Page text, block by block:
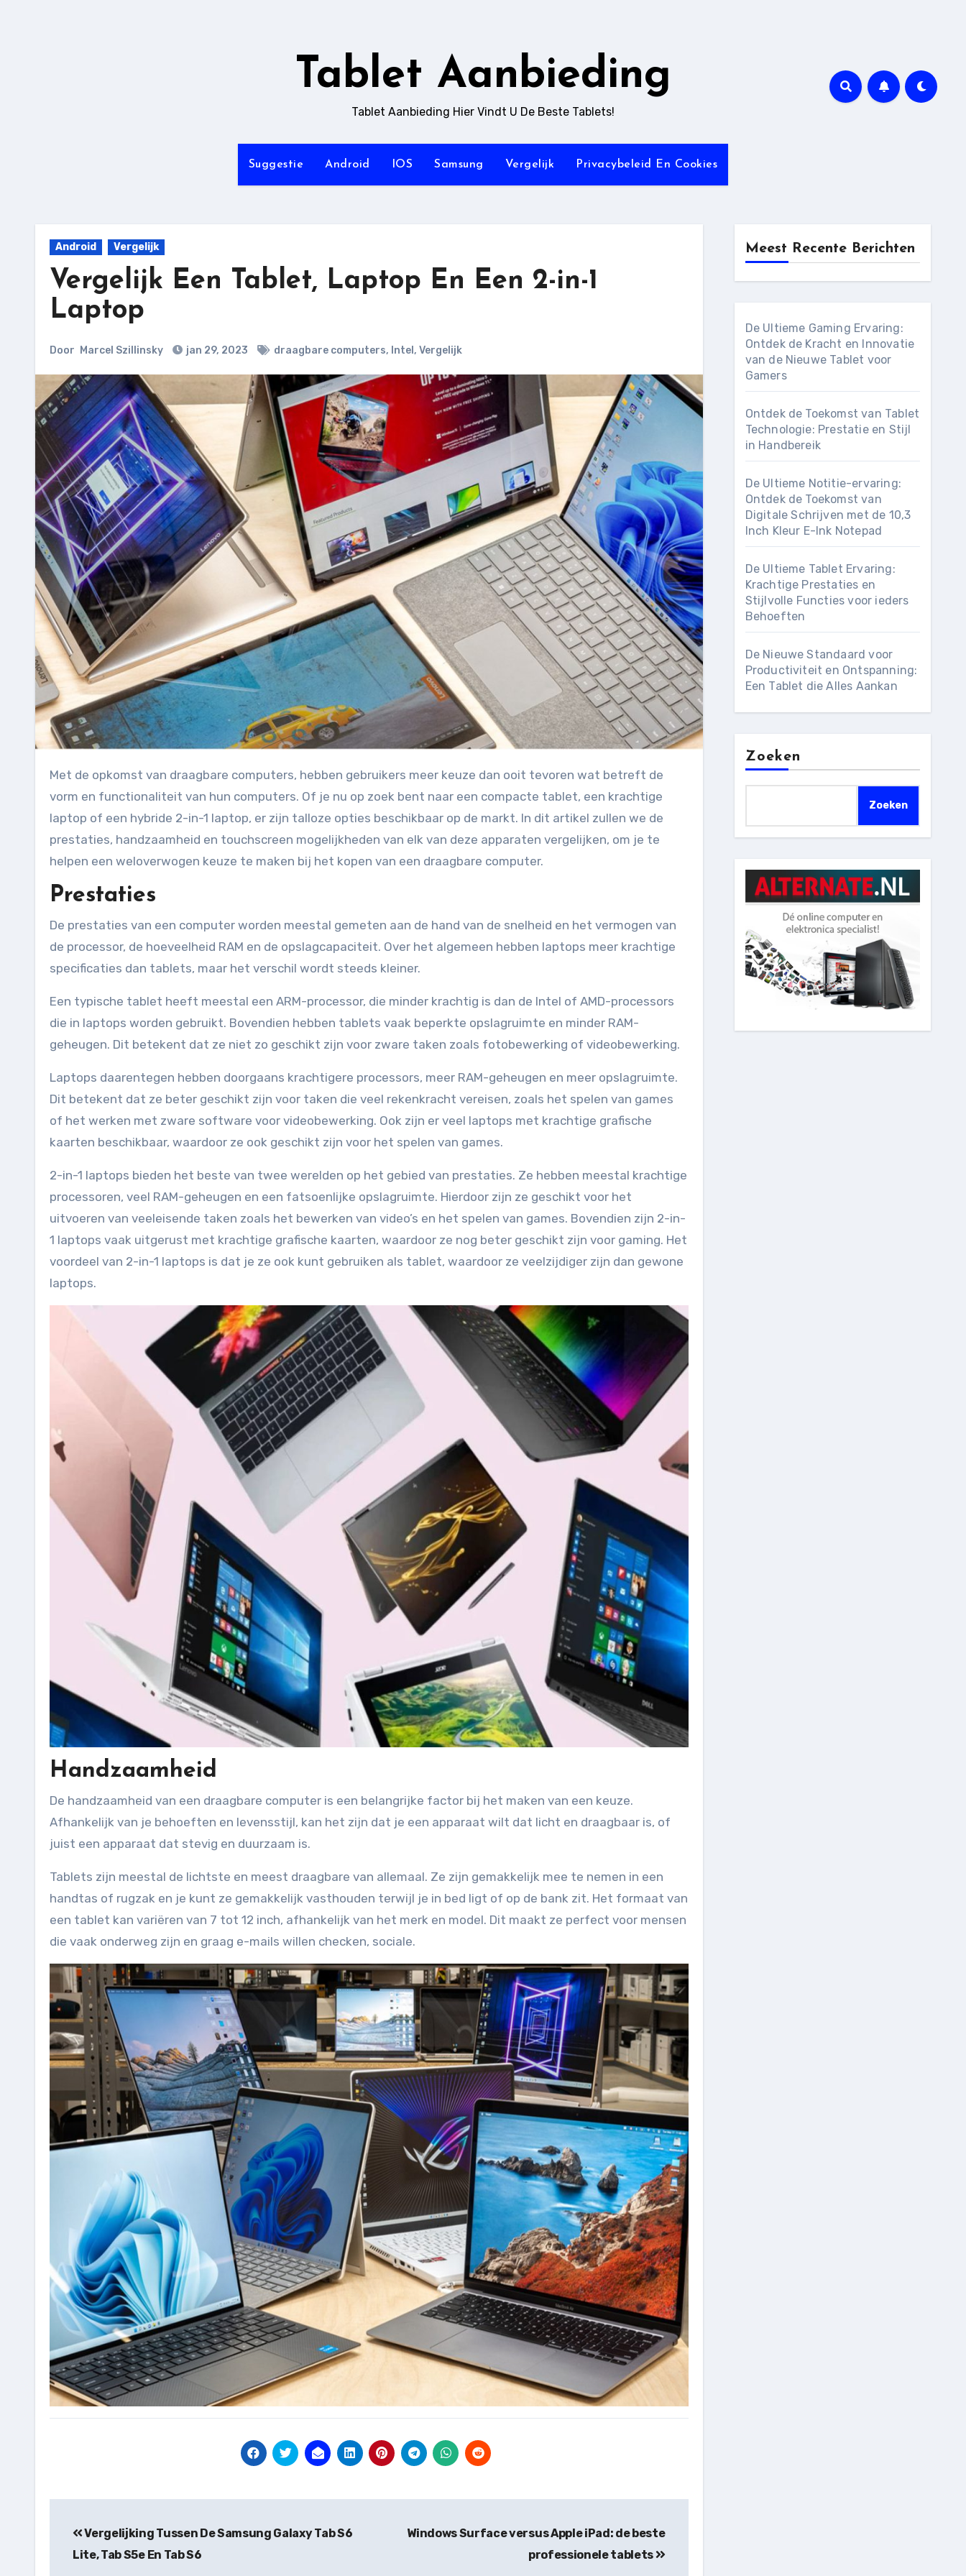
Tablet Aanbieding
Tablet Aanbieding Hier Vindt U De Beste Tablets!
Suggestie Android IOS Samsung Vergelijk Privacybeleid En Cookies
Android Vergelijk
Vergelijk Een Tablet, Laptop En Een 2-in-1
Laptop
Door Marcel Szillinsky jan 29, 2023 draagbare computers, Intel , Vergelijk
Met de opkomst van draagbare computers, hebben gebruikers meer keuze dan ooit tevoren wat betreft de
vorm en functionaliteit van hun computers. Of je nu op zoek bent naar een compacte tablet, een krachtige
laptop of een hybride 2-in-1 laptop, er zijn talloze opties beschikbaar op de markt. In dit artikel zullen we de
prestaties, handzaamheid en touchscreen mogelijkheden van elk van deze apparaten vergelijken, om je te
helpen een weloverwogen keuze te maken bij het kopen van een draagbare computer.
Prestaties
De prestaties van een computer worden meestal gemeten aan de hand van de snelheid en het vermogen van
de processor, de hoeveelheid RAM en de opslagcapaciteit. Over het algemeen hebben laptops meer krachtige
specificaties dan tablets, maar het verschil wordt steeds kleiner.
Een typische tablet heeft meestal een ARM-processor, die minder krachtig is dan de Intel of AMD-processors
die in laptops worden gebruikt. Bovendien hebben tablets vaak beperkte opslagruimte en minder RAM-
geheugen. Dit betekent dat ze niet zo geschikt zijn voor zware taken zoals fotobewerking of videobewerking.
Laptops daarentegen hebben doorgaans krachtigere processors, meer RAM-geheugen en meer opslagruimte.
Dit betekent dat ze beter geschikt zijn voor taken die veel rekenkracht vereisen, zoals het spelen van games
of het werken met zware software voor videobewerking. Ook zijn er veel laptops met krachtige grafische
kaarten beschikbaar, waardoor ze ook geschikt zijn voor het spelen van games.
2-in-1 laptops bieden het beste van twee werelden op het gebied van prestaties. Ze hebben meestal krachtige
processoren, veel RAM-geheugen en een fatsoenlijke opslagruimte. Hierdoor zijn ze geschikt voor het
uitvoeren van veeleisende taken zoals het bewerken van video’s en het spelen van games. Bovendien zijn 2-in-
1 laptops vaak uitgerust met krachtige grafische kaarten, waardoor ze nog beter geschikt zijn voor gaming. Het
voordeel van 2-in-1 laptops is dat je ze ook kunt gebruiken als tablet, waardoor ze veelzijdiger zijn dan gewone
laptops.
Handzaamheid
De handzaamheid van een draagbare computer is een belangrijke factor bij het maken van een keuze.
Afhankelijk van je behoeften en levensstijl, kan het zijn dat je een apparaat wilt dat licht en draagbaar is, of
juist een apparaat dat stevig en duurzaam is.
Tablets zijn meestal de lichtste en meest draagbare van allemaal. Ze zijn gemakkelijk mee te nemen in een
handtas of rugzak en je kunt ze gemakkelijk vasthouden terwijl je in bed ligt of op de bank zit. Het formaat van
een tablet kan variëren van 7 tot 12 inch, afhankelijk van het merk en model. Dit maakt ze perfect voor mensen
die vaak onderweg zijn en graag e-mails willen checken, sociale.
navigatie
Vergelijking Tussen De Samsung Galaxy Tab S6
Lite, Tab S5e En Tab S6
Windows Surface versus Apple iPad: de beste
professionele tablets
Meest Recente Berichten
De Ultieme Gaming Ervaring:
Ontdek de Kracht en Innovatie
van de Nieuwe Tablet voor
Gamers
Ontdek de Toekomst van Tablet
Technologie: Prestatie en Stijl
in Handbereik
De Ultieme Notitie-ervaring:
Ontdek de Toekomst van
Digitale Schrijven met de 10,3
Inch Kleur E-Ink Notepad
De Ultieme Tablet Ervaring:
Krachtige Prestaties en
Stijlvolle Functies voor ieders
Behoeften
De Nieuwe Standaard voor
Productiviteit en Ontspanning:
Een Tablet die Alles Aankan
Zoeken
Zoeken